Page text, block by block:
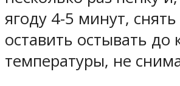
ягоду 4-5 минут, снять
оставить остывать до
температуры, не